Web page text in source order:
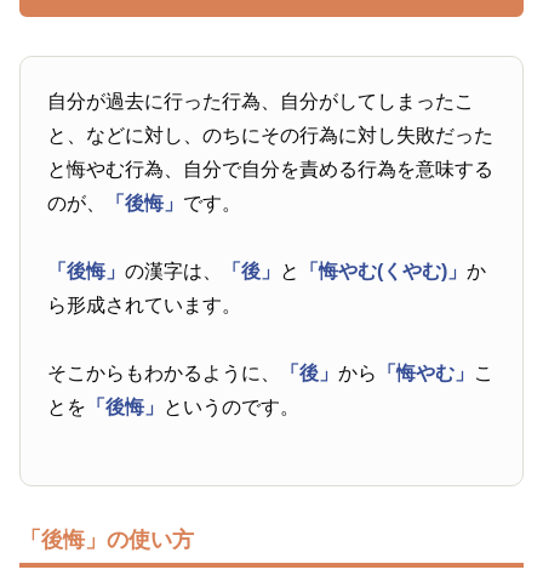
自分が過去に行った行為、自分がしてしまったこ
と、などに対し、のちにその行為に対し失敗だった
と悔やむ行為、自分で自分を責める行為を意味する
のが、
「後悔」 です。
「後悔」の漢字は、 「後」 と 「悔やむ(くやむ)」か
ら形成されています。
そこからもわかるように、 「後」から 「悔やむ」 こ
とを 「後悔」 というのです。
「後悔」の使い方